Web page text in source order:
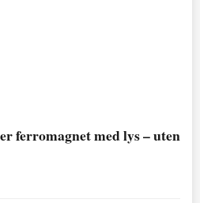
ferromagnet med lys – uten